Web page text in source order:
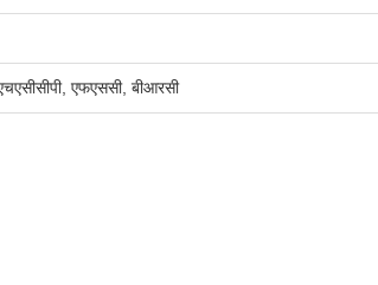
एफएससी, बीआरसी